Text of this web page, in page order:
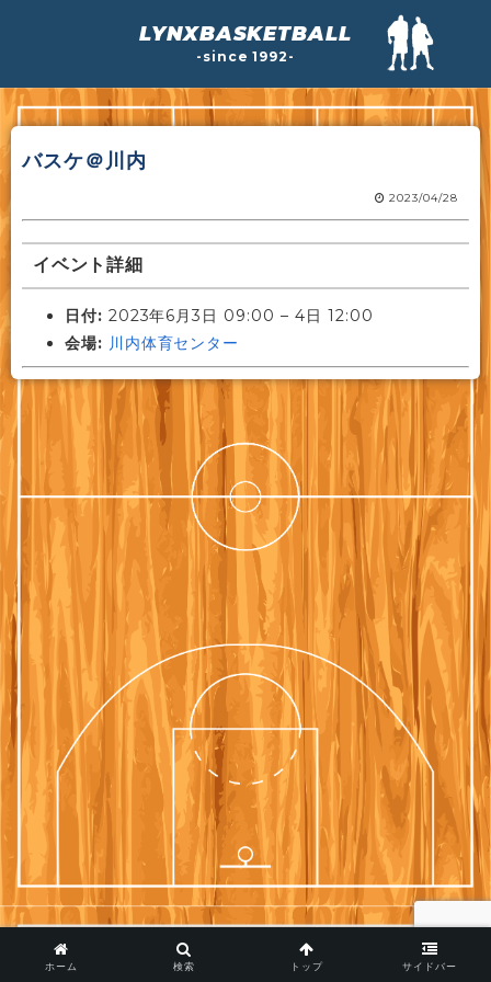
LYNXBASKETBALL
-since 1992-
バスケ＠川内
2023/04/28
イベント詳細
日付: 2023年6月3日 09:00 – 4日 12:00
会場: 川内体育センター
ホーム 検索 トップ サイドバー